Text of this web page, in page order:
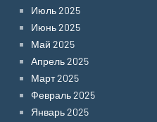
Июль 2025
Июнь 2025
Май 2025
Апрель 2025
Март 2025
Февраль 2025
Январь 2025